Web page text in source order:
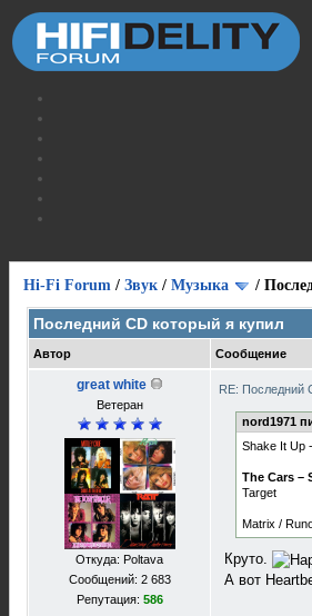
Hi-Fi Forum / Звук / Музыка /
Последний CD который я купил
Автор Сообщение
great white
Ветеран
Откуда: Poltava
Сообщений: 2 683
Репутация: 586
RE: Последний
nord1971
Shake It Up
The Cars –
Target
Matrix /
Круто.
А вот